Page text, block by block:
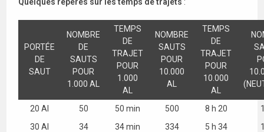
PORTÉE
DE
SAUT
NOMBRE
DE
SAUTS
POUR
1.000 AL
TEMPS
DE
TRAJET
POUR
1.000
AL
NOMBRE
SAUTS
POUR
10.000
AL
TEMPS
DE
TRAJET
POUR
10.000
AL
20 Al 50 50 min 500 8 h 20
30 Al
34 34 min 334 5 h 34